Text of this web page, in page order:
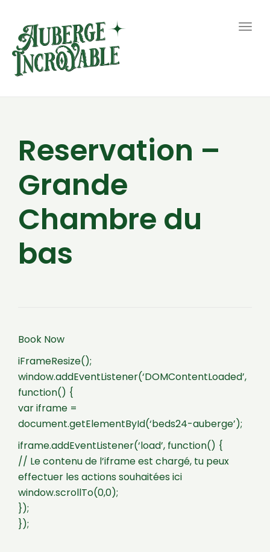
Reservation –
Grande
Chambre du
bas
Book Now
iFrameResize();
window.addEventListener(‘DOMContentLoaded’,
function() {
var iframe =
document.getElementById(‘beds24-auberge’);
iframe.addEventListener(‘load’, function() {
// Le contenu de l’iframe est chargé, tu peux
effectuer les actions souhaitées ici
window.scrollTo(0,0);
});
});